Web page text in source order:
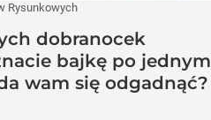
Rysunkowych
dobranocek
bajkę po jednym
wam się odgadnąć?